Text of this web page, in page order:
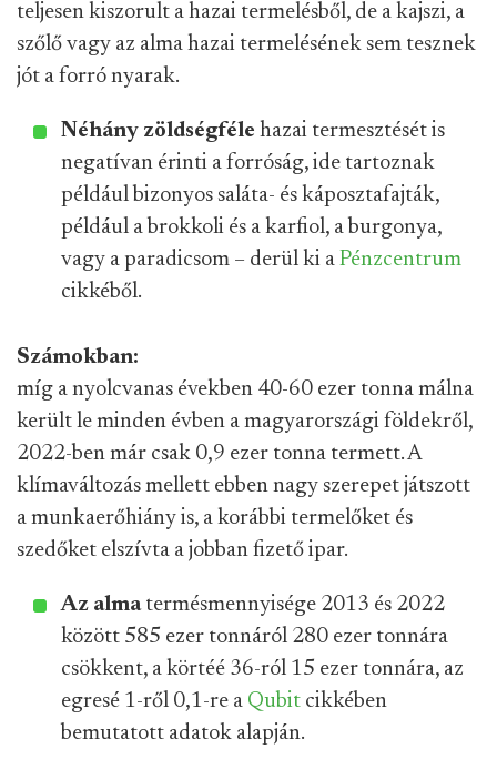
teljesen kiszorult a hazai termelésből, de a kajszi, a
szőlő vagy az alma hazai termelésének sem tesznek
jót a forró nyarak.
Néhány zöldségféle hazai termesztését is
negatívan érinti a forróság, ide tartoznak
például bizonyos saláta- és káposztafajták,
például a brokkoli és a karfiol, a burgonya,
vagy a paradicsom – derül ki a Pénzcentrum
cikkéből.
Számokban:
míg a nyolcvanas években 40-60 ezer tonna málna
került le minden évben a magyarországi földekről,
2022-ben már csak 0,9 ezer tonna termett. A
klímaváltozás mellett ebben nagy szerepet játszott
a munkaerőhiány is, a korábbi termelőket és
szedőket elszívta a jobban fizető ipar.
Az alma termésmennyisége 2013 és 2022
között 585 ezer tonnáról 280 ezer tonnára
csökkent, a körtéé 36-ról 15 ezer tonnára, az
egresé 1-ről 0,1-re a Qubit cikkében
bemutatott adatok alapján.